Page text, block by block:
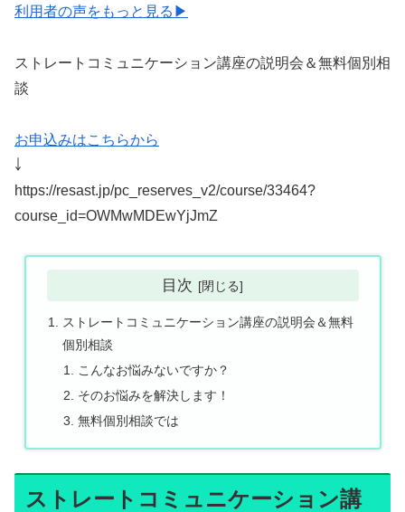
利用者の声をもっと見る▶
ストレートコミュニケーション講座の説明会＆無料個別相
談
お申込みはこちらから
￬
https://resast.jp/pc_reserves_v2/course/33464?
course_id=OWMwMDEwYjJmZ
目次
ストレートコミュニケーション講座の説明会＆無料
個別相談
こんなお悩みないですか？
そのお悩みを解決します！
無料個別相談では
ストレートコミュニケーション講